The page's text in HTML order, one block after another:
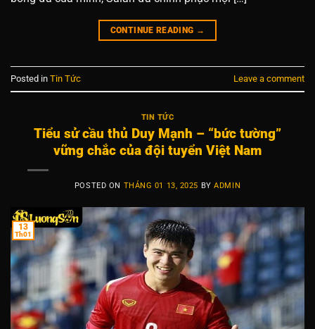
CONTINUE READING →
Posted in Tin Tức Leave a comment
TIN TỨC
Tiểu sử cầu thủ Duy Mạnh – “bức tường”
vững chắc của đội tuyển Việt Nam
POSTED ON THÁNG 01 13, 2025 BYADMIN
13
Th01